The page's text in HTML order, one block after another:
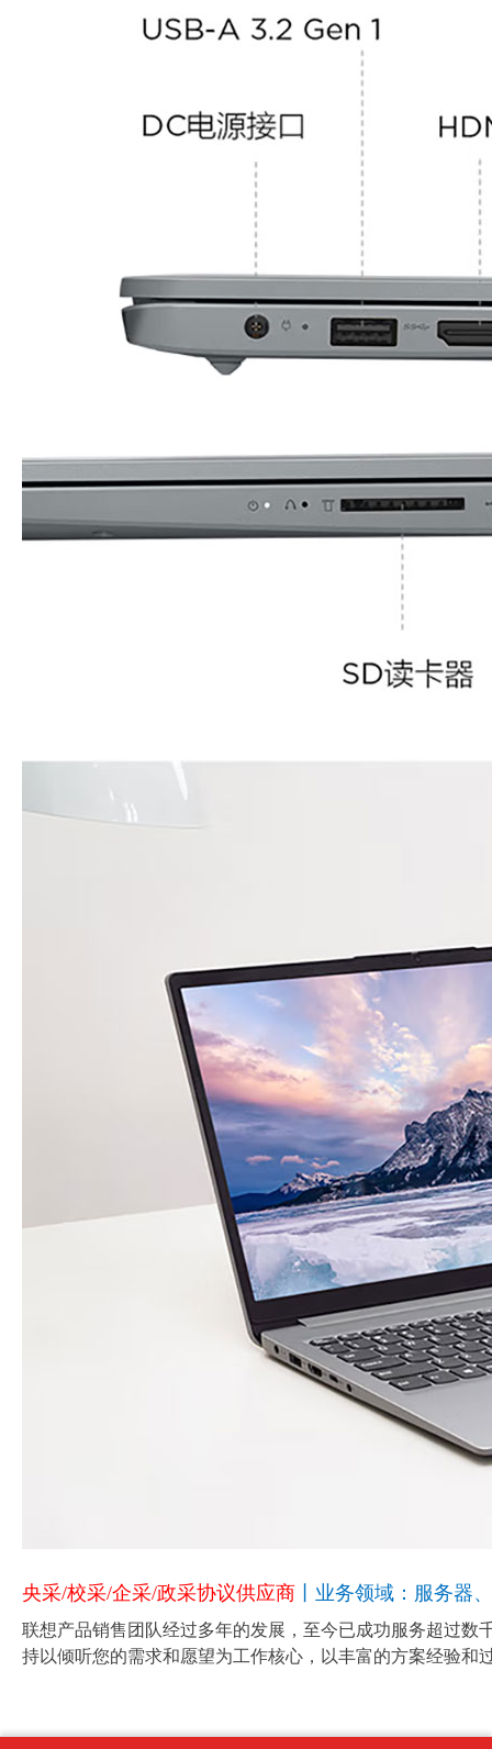
央采/校采/企采/政采协议供应商 丨业务领域：服务器
联想产品销售团队经过多年的发展，至今已成功服务超过
持以倾听您的需求和愿望为工作核心，以丰富的方案经验